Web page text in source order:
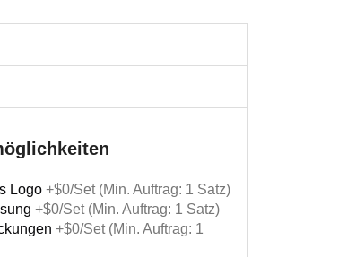
Logo +$0/Set (Min. Auftrag: 1 Satz)
+$0/Set (Min. Auftrag: 1 Satz)
+$0/Set (Min. Auftrag: 1